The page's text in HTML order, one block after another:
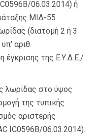
06.03.2014) ή
ΜΙΔ-55
(διατομή 2 ή 3
αριθ.
της Ε.Υ.Δ.Ε./
λωρίδας στο ύψος
της τυπικής
αριστερής
IC0596Β/06.03.2014).